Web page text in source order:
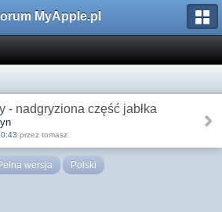
MyApple.pl
- nadgryziona część jabłka
przez tomasz
wersja Polski